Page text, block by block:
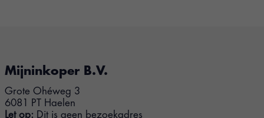
Mijninkoper B.V.
Grote Ohéweg 3
6081 PT Haelen
Let op: Dit is geen bezoekadres